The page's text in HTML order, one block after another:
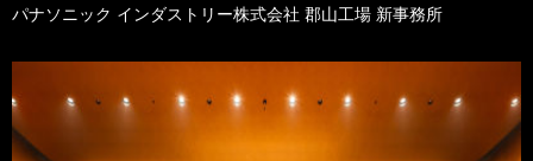
パナソニック インダストリー株式会社 郡山工場 新事務所